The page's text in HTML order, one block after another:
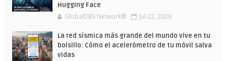
Hugging Face
GlobalDBS Network® Jul 22, 2026
La red sísmica más grande del mundo vive en tu
bolsillo: Cómo el acelerómetro de tu móvil salva
vidas